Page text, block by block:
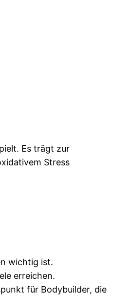
Es trägt zur
Stress
wichtig ist.
erreichen.
für Bodybuilder, die